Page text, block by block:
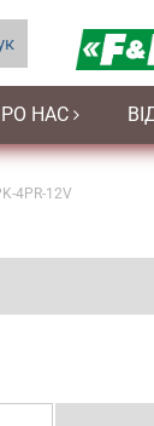
НАС
4PR-12V